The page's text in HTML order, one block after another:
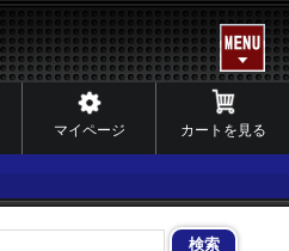
マイページ カートを見る